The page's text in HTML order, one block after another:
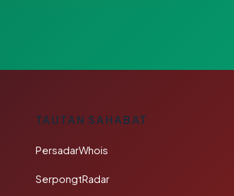
TAUTAN SAHABAT
PersadarWhois
SerpongtRadar